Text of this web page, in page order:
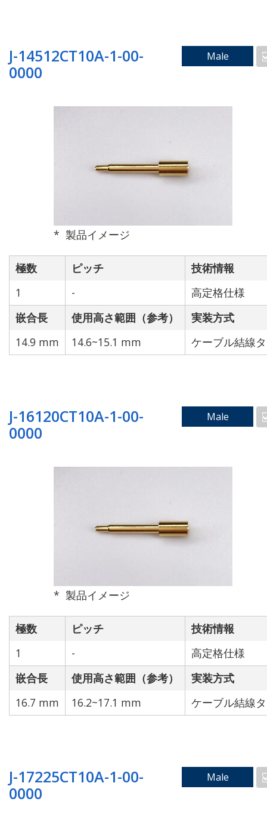
グルタイプ
スルーホールタイプ フローティングタイプ
技術で検索
防水仕様 高定格仕様
高速伝送仕様（対応） 高耐久仕様
J-14512CT10A-1-00-
0000
Male
製品イメージ
極数 ピッチ
技術情報
1
-
高定格仕様
嵌合長
使用高さ範囲（参考）
実装方式
14.9 mm
14.6~15.1 mm ケーブル結線
J-16120CT10A-1-00-
0000
Male
製品イメージ
極数 ピッチ
技術情報
1
-
高定格仕様
嵌合長
使用高さ範囲（参考）
実装方式
16.7 mm
16.2~17.1 mm ケーブル結線
J-17225CT10A-1-00-
0000
Male